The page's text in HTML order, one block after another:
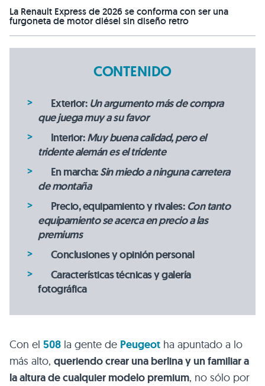
La Renault Express de 2026 se conforma con ser una
furgoneta de motor diésel sin diseño retro
CONTENIDO
Exterior: Un argumento más de compra
que juega muy a su favor
Interior:Muy buena calidad, pero el
tridente alemán es el tridente
En marcha:Sin miedo a ninguna carretera
de montaña
Precio, equipamiento y rivales: Con tanto
equipamiento se acerca en precio a las
premiums
Conclusiones y opinión personal
Características técnicas y galería
fotográfica
Con el 508 la gente de Peugeot ha apuntado a lo
más alto, queriendo crear una berlina y un familiar a
la altura de cualquier modelo premium, no sólo por